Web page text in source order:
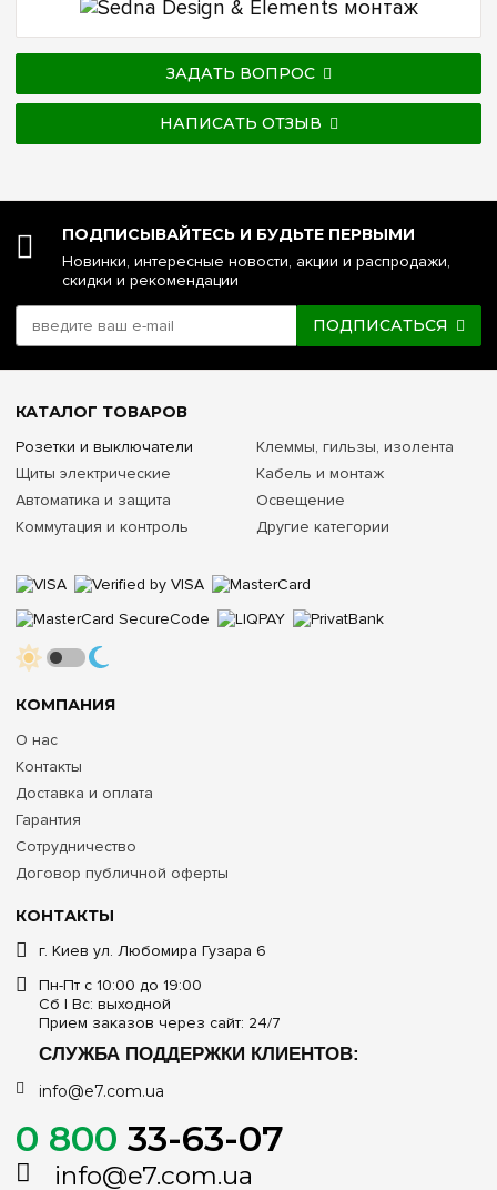
ЗАДАТЬ ВОПРОС
НАПИСАТЬ ОТЗЫВ
ПОДПИСЫВАЙТЕСЬ И БУДЬТЕ ПЕРВЫМИ
Новинки, интересные новости, акции и распродажи,
скидки и рекомендации
ПОДПИСАТЬСЯ
КОНТАКТЫ
г. Киев ул. Любомира Гузара 6
Пн-Пт с 10:00 до 19:00
Сб | Вс: выходной
Прием заказов через сайт: 24/7
СЛУЖБА ПОДДЕРЖКИ КЛИЕНТОВ:
info@e7.com.ua
0 800 33-63-07
info@e7.com.ua
КОМПАНИЯ
О нас
Контакты
Доставка и оплата
Гарантия
Сотрудничество
Договор публичной оферты
КАТАЛОГ ТОВАРОВ
Розетки и выключатели
Щиты электрические
Автоматика и защита
Коммутация и контроль
Клеммы, гильзы, изолента
Кабель и монтаж
Освещение
Другие категории